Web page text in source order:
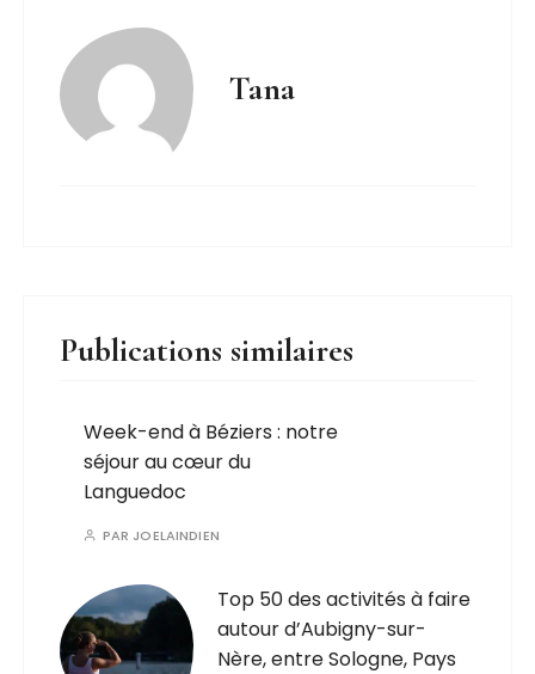
Tana
Publications similaires
Week-end à Béziers : notre
séjour au cœur du
Languedoc
PAR JOELAINDIEN
Top 50 des activités à faire
autour d’Aubigny-sur-
Nère, entre Sologne, Pays